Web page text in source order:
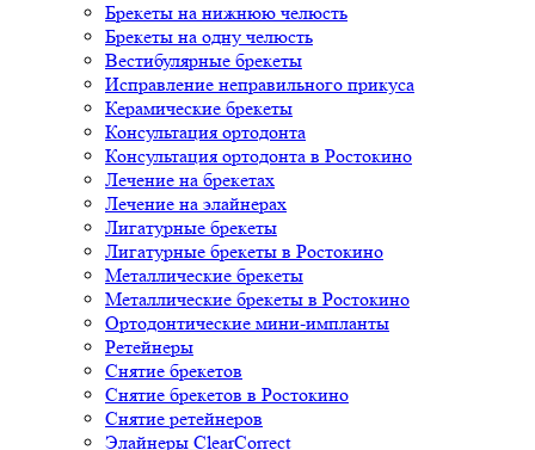
Брекеты на нижнюю челюсть
Брекеты на одну челюсть
Вестибулярные брекеты
Исправление неправильного прикуса
Керамические брекеты
Консультация ортодонта
Консультация ортодонта в Ростокино
Лечение на брекетах
Лечение на элайнерах
Лигатурные брекеты
Лигатурные брекеты в Ростокино
Металлические брекеты
Металлические брекеты в Ростокино
Ортодонтические мини-импланты
Ретейнеры
Снятие брекетов
Снятие брекетов в Ростокино
Снятие ретейнеров
Элайнеры ClearCorrect